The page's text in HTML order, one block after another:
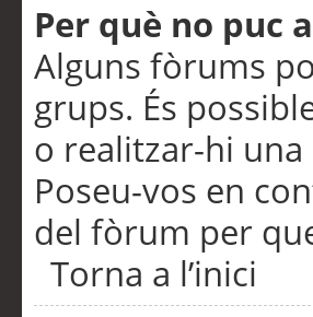
Per què no puc
Alguns fòrums
grups. És
o realitzar-hi una
Poseu-vos en
del fòrum per
Torna a l’inici